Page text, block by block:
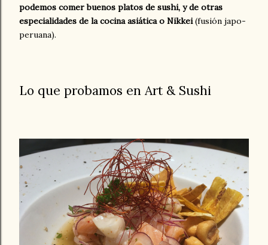
podemos comer buenos platos de sushi, y de otras
especialidades de la cocina asiática o Nikkei(fusión japo-
peruana).
Lo que probamos en Art & Sushi